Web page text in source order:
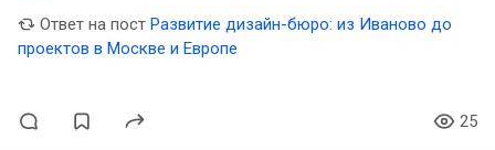
Ответ на пост Развитие дизайн-бюро: из Иваново до
проектов в Москве и Европе
25